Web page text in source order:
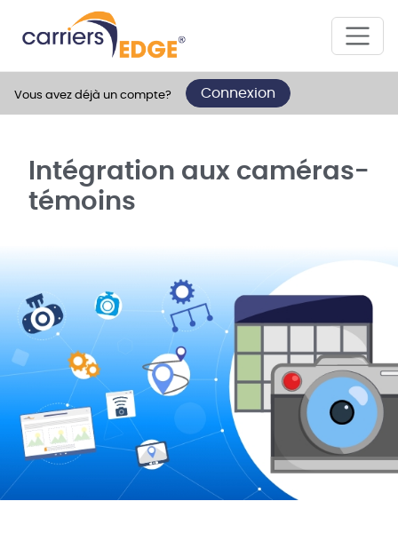
Vous avez déjà un compte? Connexion
Intégration aux caméras-
témoins